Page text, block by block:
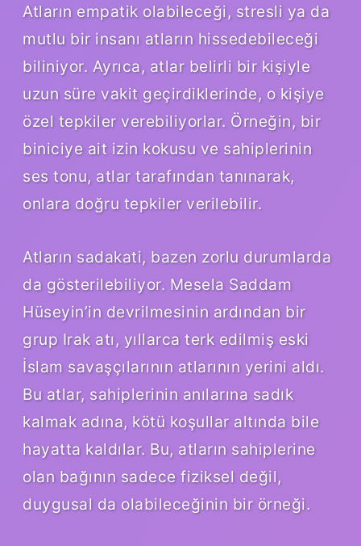
Atların empatik olabileceği, stresli ya da
mutlu bir insanı atların hissedebileceği
biliniyor. Ayrıca, atlar belirli bir kişiyle
uzun süre vakit geçirdiklerinde, o kişiye
özel tepkiler verebiliyorlar. Örneğin, bir
biniciye ait izin kokusu ve sahiplerinin
ses tonu, atlar tarafından tanınarak,
onlara doğru tepkiler verilebilir.
Atların sadakati, bazen zorlu durumlarda
da gösterilebiliyor. Mesela Saddam
Hüseyin’in devrilmesinin ardından bir
grup Irak atı, yıllarca terk edilmiş eski
İslam savaşçılarının atlarının yerini aldı.
Bu atlar, sahiplerinin anılarına sadık
kalmak adına, kötü koşullar altında bile
hayatta kaldılar. Bu, atların sahiplerine
olan bağının sadece fiziksel değil,
duygusal da olabileceğinin bir örneği.